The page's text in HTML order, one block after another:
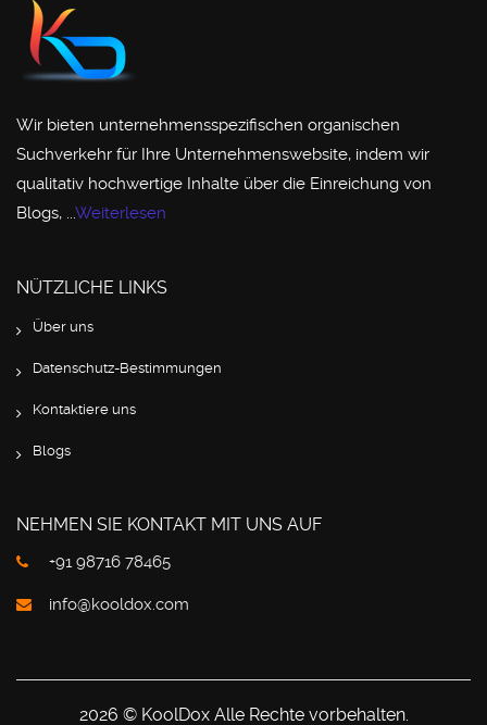
Wir bieten unternehmensspezifischen organischen
Suchverkehr für Ihre Unternehmenswebsite, indem wir
qualitativ hochwertige Inhalte über die Einreichung von
Blogs, ...Weiterlesen
NÜTZLICHE LINKS
Über uns
Datenschutz-Bestimmungen
Kontaktiere uns
Blogs
NEHMEN SIE KONTAKT MIT UNS AUF
+91 98716 78465
info@kooldox.com
2026 © KoolDox Alle Rechte vorbehalten.